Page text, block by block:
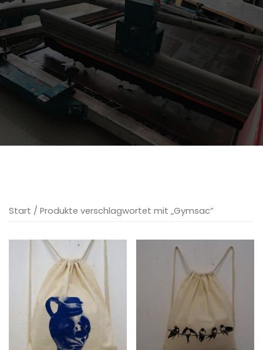
Start / Produkte verschlagwortet mit „Gymsac“